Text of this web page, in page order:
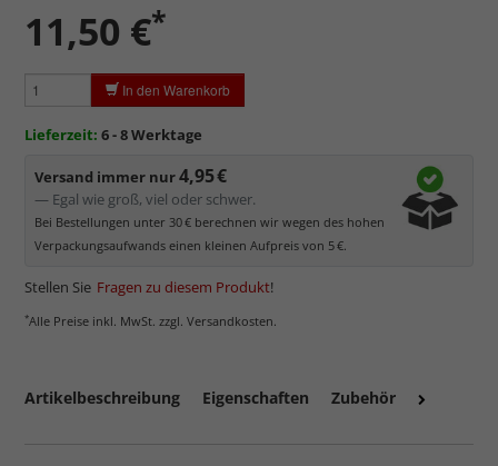
Minimaler UV-Schutz von ca. 45%
Schutz des Bildes.
Normalglas hat eine leichte Grünfärbung
Bereich der Weißtöne zu einem dezenten Grünschimmer
kommt. Für Bilder mit hellen Farben empfehlen wir Kunst- oder
11,50 €*
In den Warenkorb
Lieferzeit: 6 - 8 Werktage
Versand immer nur4,95 €
— Egal wie groß, viel oder schwer.
Bei Bestellungen unter 30 € berechnen wir wegen des hohen
Verpackungsaufwands einen kleinen Aufpreis von 5 €.
Stellen Sie Fragen zu diesem Produkt!
*Alle Preise inkl. MwSt. zzgl. Versandkosten.
Artikelbeschreibung Eigenschaften Zubehör